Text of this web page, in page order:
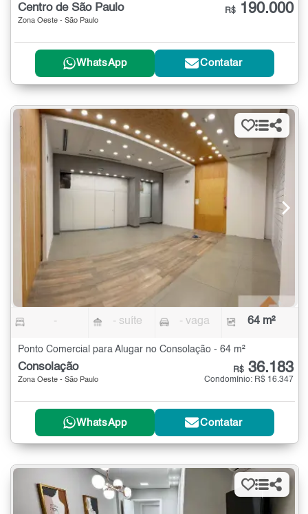
Centro de São Paulo
Zona Oeste - São Paulo
R$ 190.000
WhatsApp Contatar
- - suíte - vaga 64 m²
Ponto Comercial para Alugar no Consolação - 64 m²
Consolação
Zona Oeste - São Paulo
R$ 36.183
Condomínio: R$ 16.347
WhatsApp Contatar